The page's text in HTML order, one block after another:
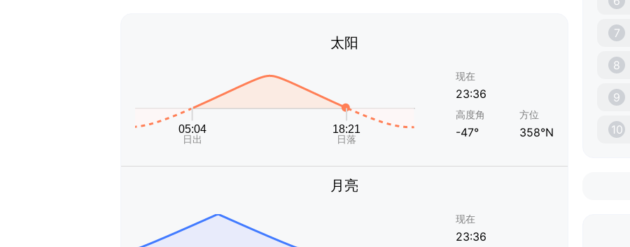
太阳
现在
23:36
高度角
-47°
方位
358°N
月亮
现在
23:36
7
8
9
10